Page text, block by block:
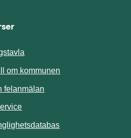
om kommunen Länk till annan
felanmälan
Länk till annan webbplats.
Länk till annan